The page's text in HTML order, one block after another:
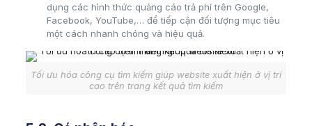
dụng các hình thức quảng cáo trả phí trên Google,
Facebook, YouTube,… để tiếp cận đối tượng mục tiêu
một cách nhanh chóng và hiệu quả.
Tối ưu hóa công cụ tìm kiếm giúp website xuất hiện ở vị trí
cao trên trang kết quả tìm kiếm